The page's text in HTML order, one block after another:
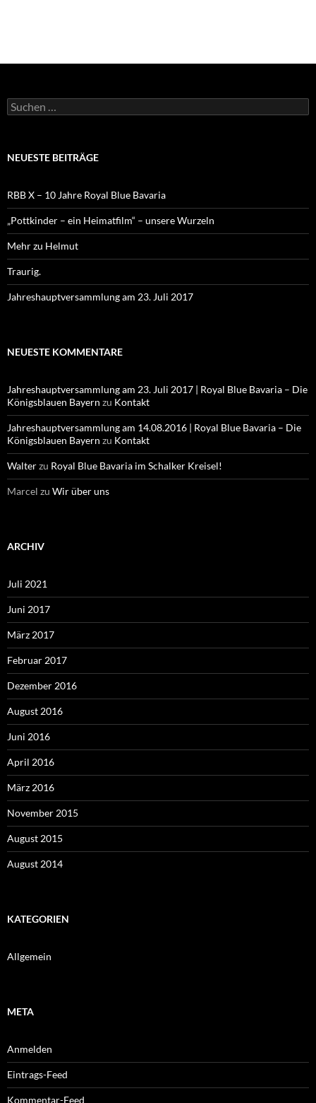
Suchen
nach:
NEUESTE BEITRÄGE
RBB X – 10 Jahre Royal Blue Bavaria
„Pottkinder – ein Heimatfilm“ – unsere Wurzeln
Mehr zu Helmut
Traurig.
Jahreshauptversammlung am 23. Juli 2017
NEUESTE KOMMENTARE
Jahreshauptversammlung am 23. Juli 2017 | Royal Blue Bavaria – Die
Königsblauen Bayern zu Kontakt
Jahreshauptversammlung am 14.08.2016 | Royal Blue Bavaria – Die
Königsblauen Bayern zu Kontakt
Walterzu Royal Blue Bavaria im Schalker Kreisel!
Marcel zu Wir über uns
ARCHIV
Juli 2021
Juni 2017
März 2017
Februar 2017
Dezember 2016
August 2016
Juni 2016
April 2016
März 2016
November 2015
August 2015
August 2014
KATEGORIEN
Allgemein
META
Anmelden
Eintrags-Feed
Kommentar-Feed